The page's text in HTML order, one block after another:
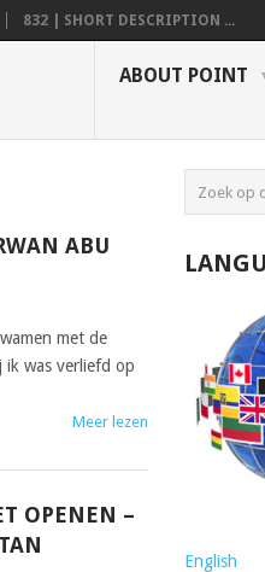
832 | SHORT DESCRIPTION ...
ABOUT POINT
ABU
met de
ik was verliefd op
Meer lezen
OPENEN –
English